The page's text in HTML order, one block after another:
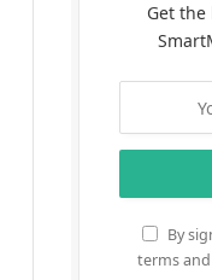
Get
By
terms